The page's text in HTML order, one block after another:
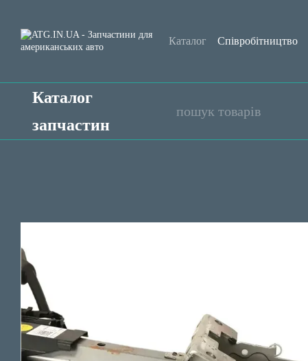
Каталог Співробітництво
Каталог
запчастин